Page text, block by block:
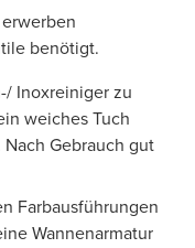
benötigt.
Inoxreiniger zu
weiches Tuch
Gebrauch gut
Farbausführungen
Wannenarmatur